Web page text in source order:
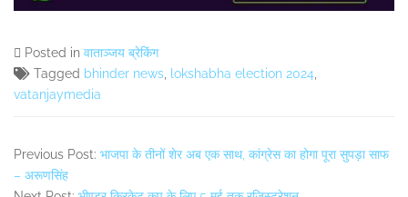
Posted in वाताञ्जय ब्रेकिंग
Tagged bhinder news lokshabha election 2024
vatanjaymedia
Previous Post: भाजपा के तीनों शेर अब एक साथ, कांग्रेस का होगा पूरा सुपड़ा साफ
– अरूणसिंह